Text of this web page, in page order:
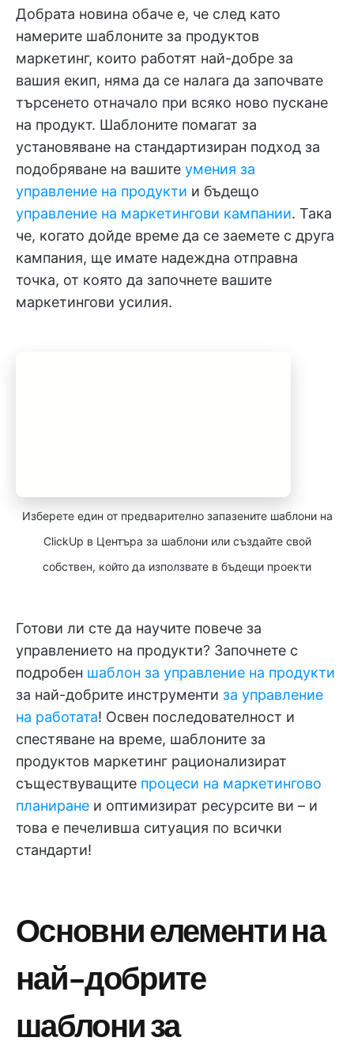
Добрата новина обаче е, че след като
намерите шаблоните за продуктов
маркетинг, които работят най-добре за
вашия екип, няма да се налага да започвате
търсенето отначало при всяко ново пускане
на продукт. Шаблоните помагат за
установяване на стандартизиран подход за
подобряване на вашите умения за
управление на продукти и бъдещо
управление на маркетингови кампании. Така
че, когато дойде време да се заемете с друга
кампания, ще имате надеждна отправна
точка, от която да започнете вашите
маркетингови усилия.
Изберете един от предварително запазените шаблони на
ClickUp в Центъра за шаблони или създайте свой
собствен, който да използвате в бъдещи проекти
Готови ли сте да научите повече за
управлението на продукти? Започнете с
подробен шаблон за управление на продукти
за най-добрите инструменти за управление
на работата! Освен последователност и
спестяване на време, шаблоните за
продуктов маркетинг рационализират
съществуващите процеси на маркетингово
планиране и оптимизират ресурсите ви – и
това е печеливша ситуация по всички
стандарти!
Основни елементи на
най-добрите
шаблони за